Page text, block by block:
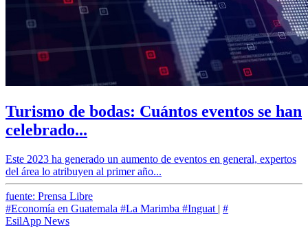
Turismo de bodas: Cuántos eventos se han
celebrado...
Este 2023 ha generado un aumento de eventos en general, expertos
del área lo atribuyen al primer año...
fuente: Prensa Libre
#Economía en Guatemala #La Marimba #Inguat | #
EsilApp News